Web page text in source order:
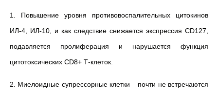
1. Повышение уровня противовоспалительных цитокинов
ИЛ-4, ИЛ-10, и как следствие снижается экспрессия CD127,
подавляется пролиферация и нарушается функция
цитотоксических CD8+ Т-клеток.
2. Миелоидные супрессорные клетки – почти не встречаются